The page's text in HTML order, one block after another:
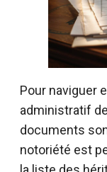
Pour naviguer
administratif
documents
notoriété est